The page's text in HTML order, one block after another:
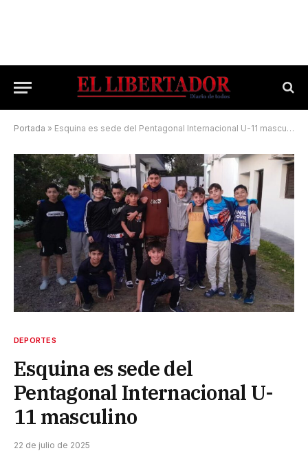
Portada » Esquina es sede del Pentagonal Internacional U-11 masculino
DEPORTES
Esquina es sede del
Pentagonal Internacional U-
11 masculino
22 de julio de 2025